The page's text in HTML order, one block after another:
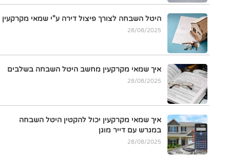
היטל השבחה לצורך פיצול דירה ע"י שמאי מקרקעין
28/08/2025
איך שמאי מקרקעין מחשב היטל השבחה בשלבים
28/08/2025
איך שמאי מקרקעין יכול להקטין היטל השבחה
במגרש עם דייר מוגן
28/08/2025